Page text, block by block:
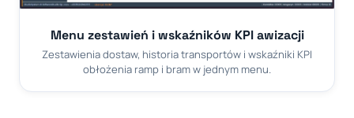
Menu zestawień i wskaźników KPI awizacji
Zestawienia dostaw, historia transportów i wskaźniki KPI
obłożenia ramp i bram w jednym menu.